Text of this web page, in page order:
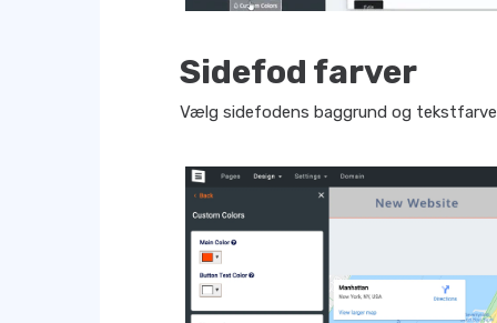
Sidefod farver
Vælg sidefodens baggrund og